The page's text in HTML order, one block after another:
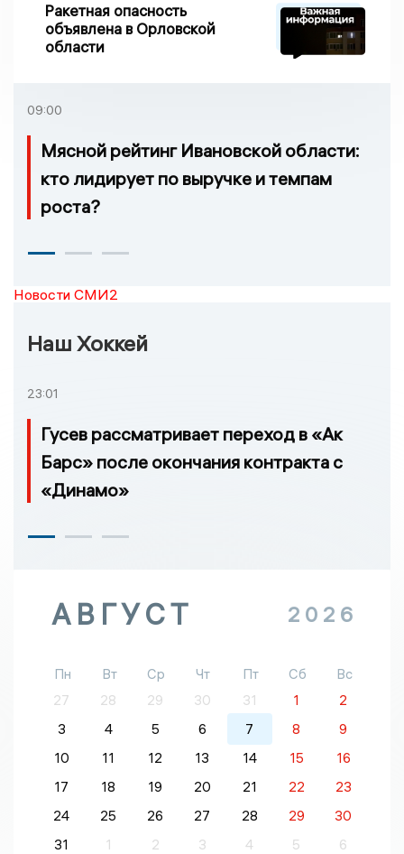
Ракетная опасность
объявлена в Орловской
области
09:00
Мясной рейтинг Ивановской области:
кто лидирует по выручке и темпам
роста?
Новости СМИ2
Наш Хоккей
23:01
Гусев рассматривает переход в «Ак
Барс» после окончания контракта с
«Динамо»
АВГУСТ 2026
Пн Вт Ср Чт Пт Сб
Вс
27
28 29 30 31 1
2
3
4 5 6 7 8
9
10
11 12 13 14 15
16
17
18 19 20 21 22
23
24
25 26 27 28 29
30
31
1 2 3 4 5 6